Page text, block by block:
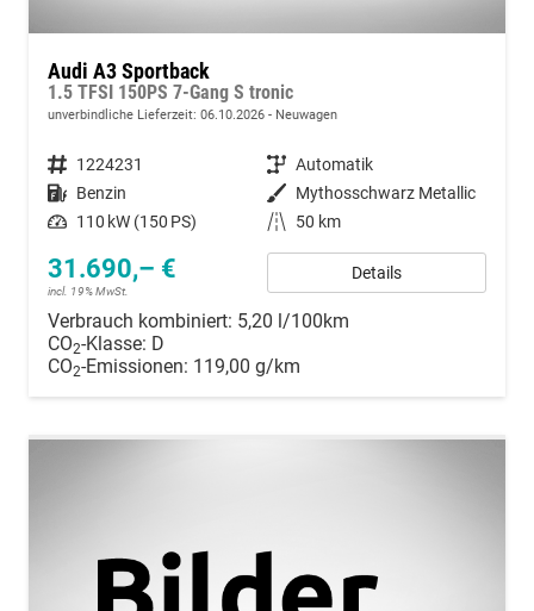
Audi A3 Sportback
1.5 TFSI 150PS 7-Gang S tronic
unverbindliche Lieferzeit: 06.10.2026 Neuwagen
Fahrzeugnummer 1224231 Getriebe Automatik
Kraftstoff Benzin Außenfarbe Mythosschwarz Metallic
Leistung 110 kW (150 PS) Kilometerstand 50 km
31.690,– €
incl. 19% MwSt.
Details
Verbrauch kombiniert: 5,20 l/100km
CO2-Klasse: D
CO2-Emissionen: 119,00 g/km